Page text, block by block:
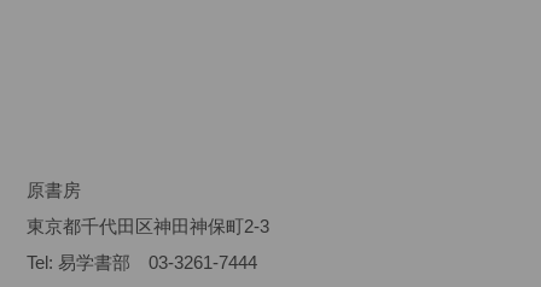
原書房
東京都千代田区神田神保町2-3
Tel: 易学書部 03-3261-7444